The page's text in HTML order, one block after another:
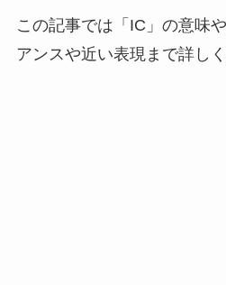
この記事では「IC」の意味
アンスや近い表現まで詳し